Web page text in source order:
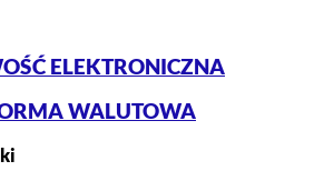
ELEKTRONICZNA
WALUTOWA